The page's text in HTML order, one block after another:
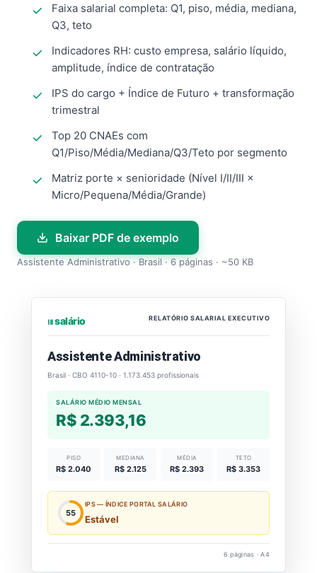
Faixa salarial completa: Q1, piso, média, mediana,
Q3, teto
Indicadores RH: custo empresa, salário líquido,
amplitude, índice de contratação
IPS do cargo + Índice de Futuro + transformação
trimestral
Top 20 CNAEs com
Q1/Piso/Média/Mediana/Q3/Teto por segmento
Matriz porte × senioridade (Nível I/II/III ×
Micro/Pequena/Média/Grande)
Baixar PDF de exemplo
Assistente Administrativo · Brasil · 6 páginas · ~50 KB
⏐⏐⏐ salário RELATÓRIO SALARIAL EXECUTIVO
Assistente Administrativo
Brasil · CBO 4110-10 · 1.173.453 profissionais
SALÁRIO MÉDIO MENSAL
R$ 2.393,16
PISO
R$ 2.040
MEDIANA
R$ 2.125
MÉDIA
R$ 2.393
TETO
R$ 3.353
55
IPS — ÍNDICE PORTAL SALÁRIO
Estável
6 páginas · A4